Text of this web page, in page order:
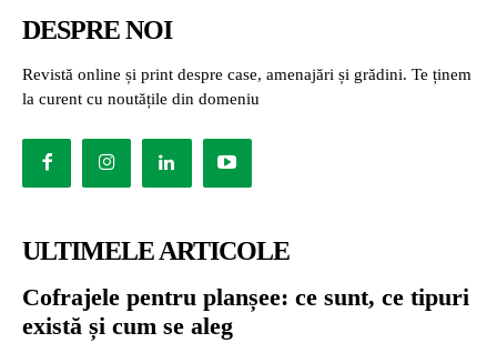
DESPRE NOI
Revistă online și print despre case, amenajări și grădini. Te ținem
la curent cu noutățile din domeniu
ULTIMELE ARTICOLE
Cofrajele pentru planșee: ce sunt, ce tipuri
există și cum se aleg